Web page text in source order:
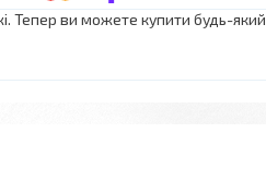
Тепер ви можете купити будь-який